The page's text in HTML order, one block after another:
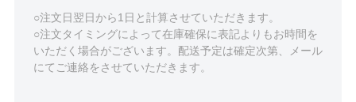
○注文日翌日から1日と計算させていただきます。
○注文タイミングによって在庫確保に表記よりもお時間を
いただく場合がございます。配送予定は確定次第、メール
にてご連絡をさせていただきます。